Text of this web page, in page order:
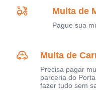
Multa de
Pague sua
Multa de
Precisa pagar
parceria do
fazer tudo sem